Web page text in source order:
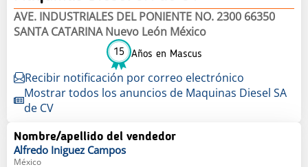
AVE. INDUSTRIALES DEL PONIENTE NO. 2300 66350
SANTA CATARINA Nuevo León México
15 Años en Mascus
Recibir notificación por correo electrónico
Mostrar todos los anuncios de Maquinas Diesel SA
de CV
Nombre/apellido del vendedor
Alfredo Iniguez Campos
México